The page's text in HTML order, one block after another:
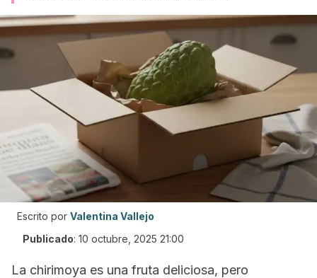
Escrito por Valentina Vallejo
Publicado: 10 octubre, 2025 21:00
La chirimoya es una fruta deliciosa, pero